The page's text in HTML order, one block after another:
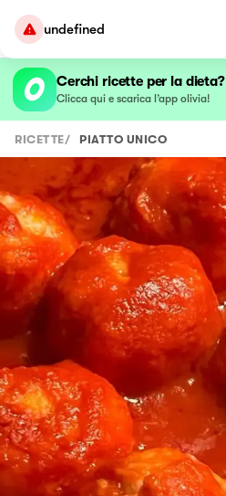
undefined
Cerchi ricette per la dieta?
Clicca qui e scarica l’app olivia!
RICETTE/ PIATTO UNICO